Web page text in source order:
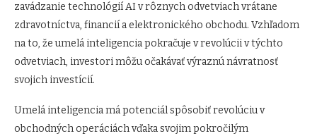
zavádzanie technológií AI v rôznych odvetviach vrátane
zdravotníctva, financií a elektronického obchodu. Vzhľadom
na to, že umelá inteligencia pokračuje v revolúcii v týchto
odvetviach, investori môžu očakávať výraznú návratnosť
svojich investícií.
Umelá inteligencia má potenciál spôsobiť revolúciu v
obchodných operáciách vďaka svojim pokročilým